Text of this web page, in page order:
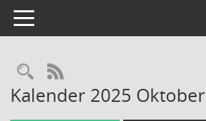
Toggle navigation
Rechercheauswahl
RSS-Feed
Kalender 2025 Oktober